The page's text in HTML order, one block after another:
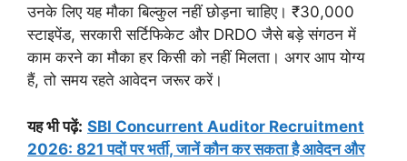
उनके लिए यह मौका बिल्कुल नहीं छोड़ना चाहिए। ₹30,000
स्टाइपेंड, सरकारी सर्टिफिकेट और DRDO जैसे बड़े संगठन में
काम करने का मौका हर किसी को नहीं मिलता। अगर आप योग्य
हैं, तो समय रहते आवेदन जरूर करें।
यह भी पढ़ें: SBI Concurrent Auditor Recruitment
2026: 821 पदों पर भर्ती, जानें कौन कर सकता है आवेदन और